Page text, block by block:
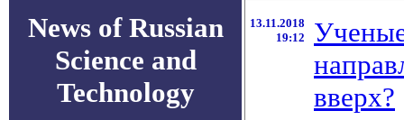
News of Russian
Science and
Technology
13.11.2018
19:12
вверх?